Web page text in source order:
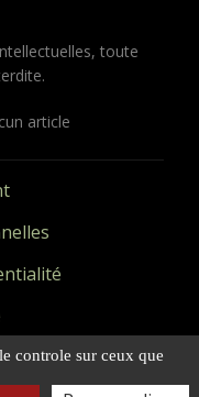
toute
article
controle sur ceux que